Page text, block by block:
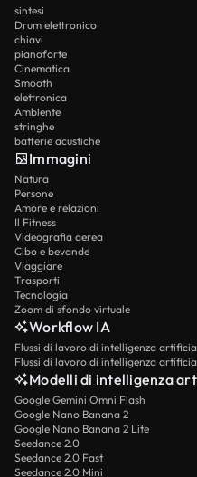
sintesi
Drum elettronico
chiavi
pianoforte
Cinematica
Smooth
elettronica
Ambiente
stringhe
batterie acustiche
Immagini
Natura
Persone
Amore e relazioni
Il Fitness
Videografia aerea
Cibo e bevande
Viaggiare
Trasporti
Tecnologia
Zoom di sfondo virtuale
Workflow IA
Flussi di lavoro di intelligenza
Modelli di intelligenza
Google Gemini Omni Flash
Google Nano Banana 2
Google Nano Banana 2 Lite
Seedance 2.0
Seedance 2.0 Fast
Seedance 2.0 Mini